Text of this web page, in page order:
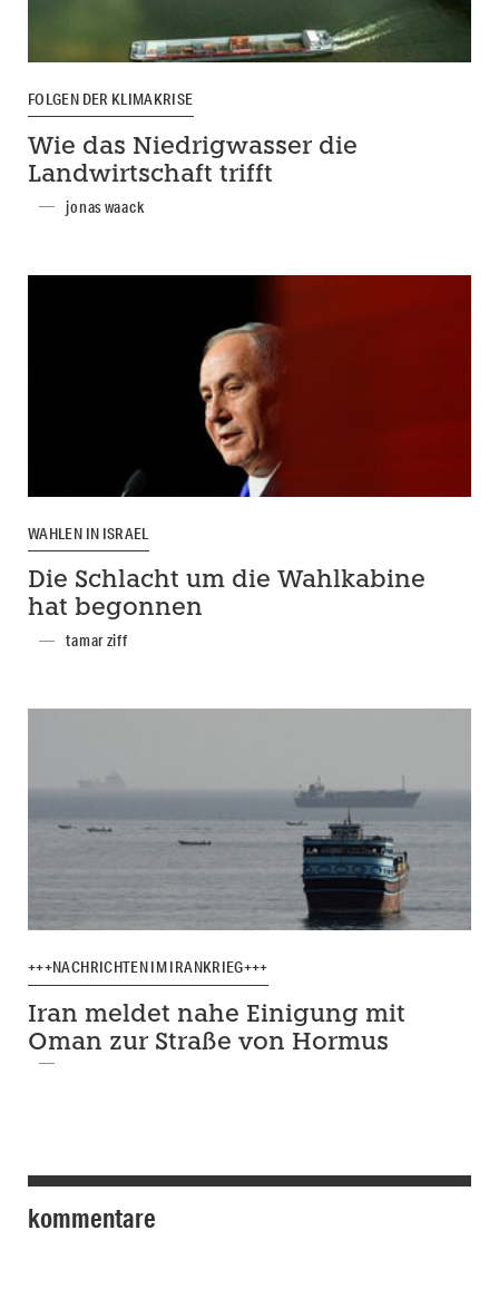
FOLGEN DER KLIMAKRISE
Wie das Niedrigwasser die
Landwirtschaft trifft
jonas waack
WAHLEN IN ISRAEL
Die Schlacht um die Wahlkabine
hat begonnen
tamar ziff
+++NACHRICHTEN IM IRANKRIEG+++
Iran meldet nahe Einigung mit
Oman zur Straße von Hormus
kommentare